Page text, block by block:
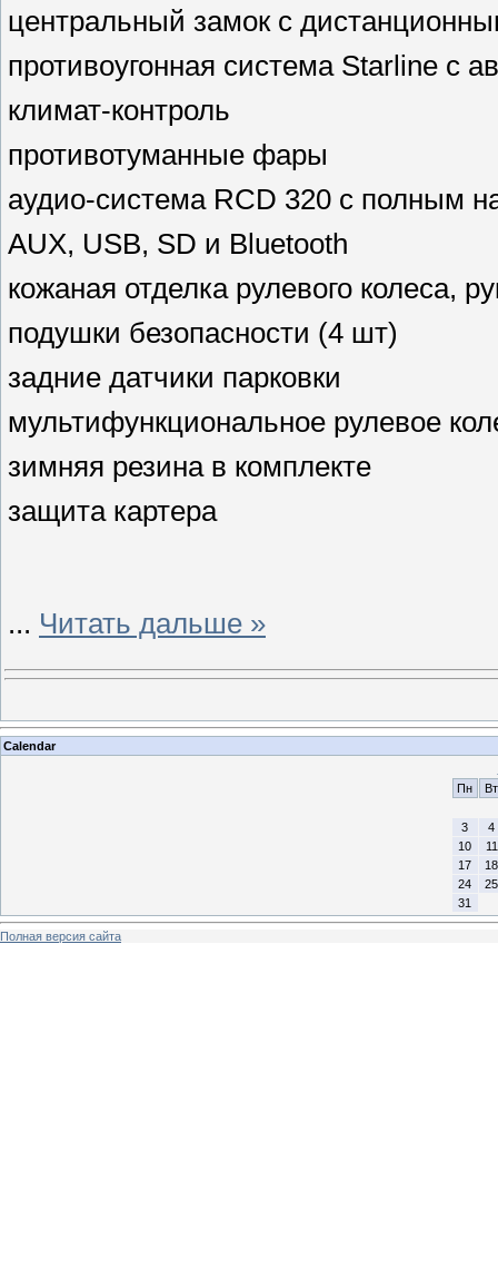
центральный замок с
противоугонная система Starline с
климат-контроль
противотуманные фары
аудио-система RCD 320 с полным
AUX, USB, SD и Bluetooth
кожаная отделка рулевого колеса,
подушки безопасности (4 шт)
задние датчики парковки
мультифункциональное рулевое
зимняя резина в комплекте
защита картера
... Читать дальше »
Calendar
Пн
Вт
3
4
10
11
17
18
24
25
31
Полная версия сайта